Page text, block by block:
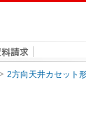
2方向天井カセット